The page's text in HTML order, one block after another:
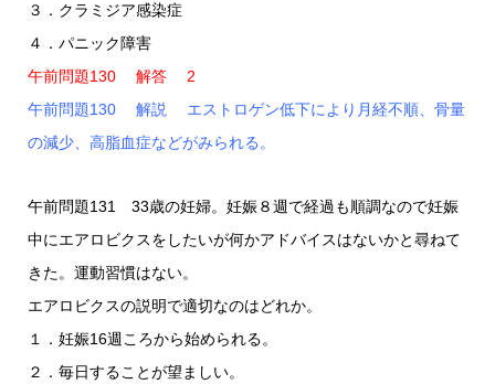
３．クラミジア感染症
４．パニック障害
午前問題130 解答 2
午前問題130 解説 エストロゲン低下により月経不順、骨量
の減少、高脂血症などがみられる。
午前問題131 33歳の妊婦。妊娠８週で経過も順調なので妊娠
中にエアロビクスをしたいが何かアドバイスはないかと尋ねて
きた。運動習慣はない。
エアロビクスの説明で適切なのはどれか。
１．妊娠16週ころから始められる。
２．毎日することが望ましい。